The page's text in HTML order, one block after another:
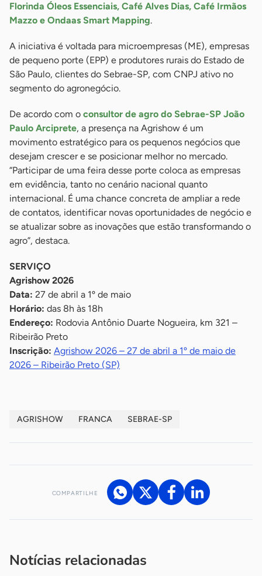
Florinda Óleos Essenciais, Café Alves Dias, Café Irmãos
Mazzo e Ondaas Smart Mapping.
A iniciativa é voltada para microempresas (ME), empresas
de pequeno porte (EPP) e produtores rurais do Estado de
São Paulo, clientes do Sebrae-SP, com CNPJ ativo no
segmento do agronegócio.
De acordo com o consultor de agro do Sebrae-SP João
Paulo Arciprete, a presença na Agrishow é um
movimento estratégico para os pequenos negócios que
desejam crescer e se posicionar melhor no mercado.
“Participar de uma feira desse porte coloca as empresas
em evidência, tanto no cenário nacional quanto
internacional. É uma chance concreta de ampliar a rede
de contatos, identificar novas oportunidades de negócio e
se atualizar sobre as inovações que estão transformando o
agro”, destaca.
SERVIÇO
Agrishow 2026
Data: 27 de abril a 1º de maio
Horário: das 8h às 18h
Endereço: Rodovia Antônio Duarte Nogueira, km 321 –
Ribeirão Preto
Inscrição: Agrishow 2026 – 27 de abril a 1º de maio de
2026 – Ribeirão Preto (SP)
AGRISHOW FRANCA SEBRAE-SP
COMPARTILHE
Notícias relacionadas